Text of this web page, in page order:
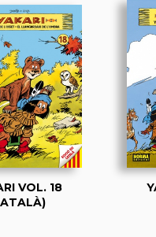
VOL. 18